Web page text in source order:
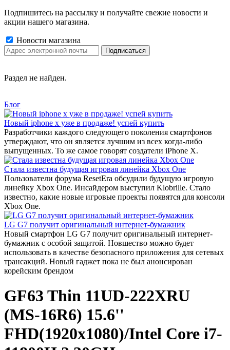
Подпишитесь на рассылку и получайте свежие новости и
акции нашего магазина.
Новости магазина
Раздел не найден.
Блог
Новый iphone x уже в продаже! успей купить
Разработчики каждого следующего поколения смартфонов
утверждают, что он является лучшим из всех когда-либо
выпущенных. То же самое говорят создатели iPhone X.
Стала известна будущая игровая линейка Xbox One
Пользователи форума ResetEra обсудили будущую игровую
линейку Xbox One. Инсайдером выступил Klobrille. Стало
известно, какие новые игровые проекты появятся для консоли
Xbox One.
LG G7 получит оригинальный интернет-бумажник
Новый смартфон LG G7 получит оригинальный интернет-
бумажник с особой защитой. Новшество можно будет
использовать в качестве безопасного приложения для сетевых
трансакций. Новый гаджет пока не был анонсирован
корейским брендом
GF63 Thin 11UD-222XRU
(MS-16R6) 15.6''
FHD(1920x1080)/Intel Core i7-